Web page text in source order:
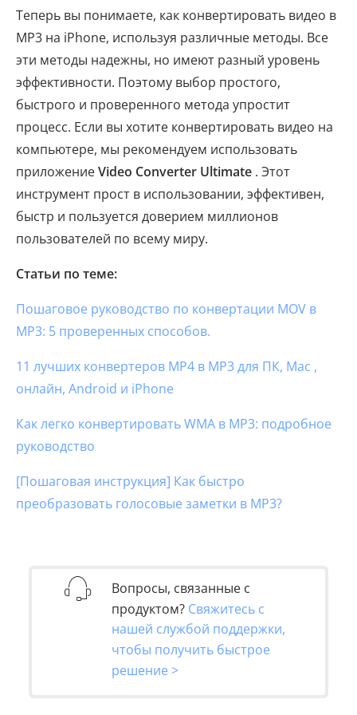
Теперь вы понимаете, как конвертировать видео в
MP3 на iPhone, используя различные методы. Все
эти методы надежны, но имеют разный уровень
эффективности. Поэтому выбор простого,
быстрого и проверенного метода упростит
процесс. Если вы хотите конвертировать видео на
компьютере, мы рекомендуем использовать
приложениеVideo Converter Ultimate . Этот
инструмент прост в использовании, эффективен,
быстр и пользуется доверием миллионов
пользователей по всему миру.
Статьи по теме:
Пошаговое руководство по конвертации MOV в
MP3: 5 проверенных способов.
11 лучших конвертеров MP4 в MP3 для ПК, Mac ,
онлайн, Android и iPhone
Как легко конвертировать WMA в MP3: подробное
руководство
[Пошаговая инструкция] Как быстро
преобразовать голосовые заметки в MP3?
Вопросы, связанные с
продуктом? Свяжитесь с
нашей службой поддержки,
чтобы получить быстрое
решение >